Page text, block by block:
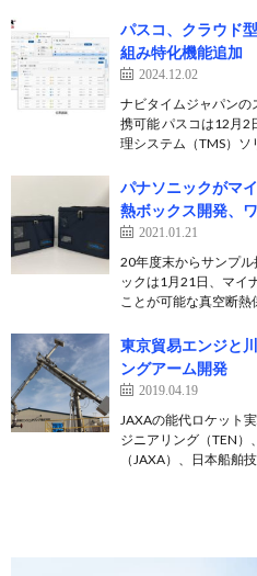
パスコ、クラウド
組み特化機能追加
2024.12.02
ナビタイムジャパンの
携可能 パスコは12月2
理システム（TMS）
パナソニックがマ
熱ボックス開発、
2021.01.21
20年度末からサンプ
ックは1月21日、マイ
ことが可能な真空断
東京貿易エンジと
ングアーム開発
2019.04.19
JAXAの能代ロケット
ジニアリング（TEN
（JAXA）、日本船舶